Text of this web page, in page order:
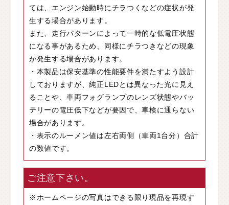
ては、エンジン始動時にチラつくなどの症状が発
生する場合があります。
また、走行パターンによって一時的な低電圧状態
になる事があるため、同様にチラつきなどの現象
が発生する場合があります。
・本製品は保安基準の性能要件を満たすよう設計
しておりますが、純正LEDとは異なった光に見え
ることや、車両フォグランプのレンズ状態やバッ
テリーの電圧低下などが要因で、車検に通らない
場合があります。
・表示のルーメン値は左右両側（車両1台分）合計
の数値です。
ご注意下さい。
※ホームページの写真はできる限り現品を再現す